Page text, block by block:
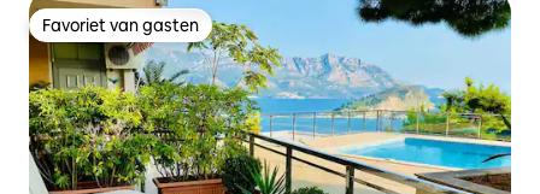
Favoriet van gasten
Favoriet van gasten